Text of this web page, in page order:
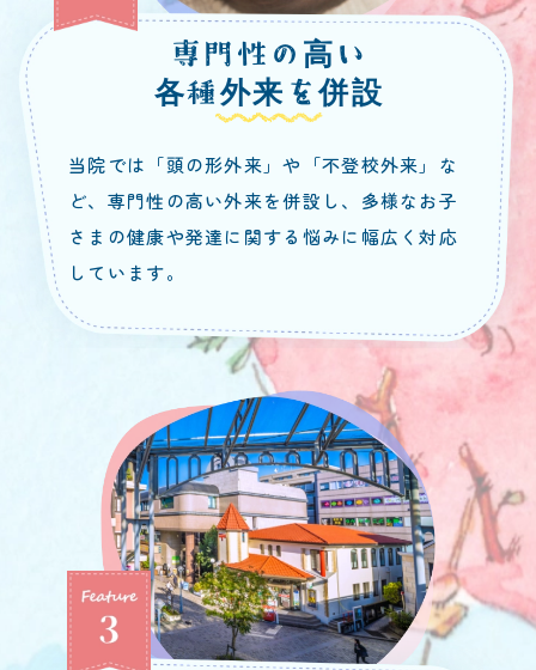
専門性の高い
各種外来を併設
当院では「頭の形外来」や「不登校外来」な
ど、専門性の高い外来を併設し、多様なお子
さまの健康や発達に関する悩みに幅広く対応
しています。